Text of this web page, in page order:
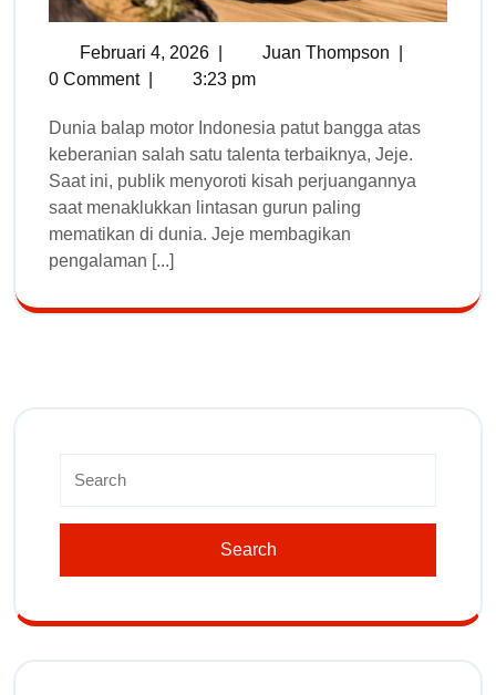
Februari 4, 2026 Juan Thompson
0 Comment
3:23 pm
Dunia balap motor Indonesia patut bangga atas
keberanian salah satu talenta terbaiknya, Jeje.
Saat ini, publik menyoroti kisah perjuangannya
saat menaklukkan lintasan gurun paling
mematikan di dunia. Jeje membagikan
pengalaman [...]